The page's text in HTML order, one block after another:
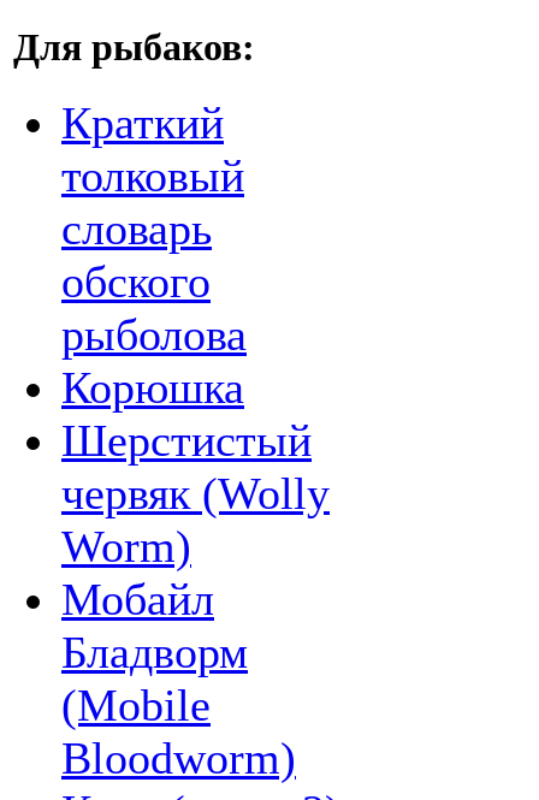
Для рыбаков:
Краткий
толковый
словарь
обского
рыболова
Корюшка
Шерстистый
червяк (Wolly
Worm)
Мобайл
Бладворм
(Mobile
Bloodworm)